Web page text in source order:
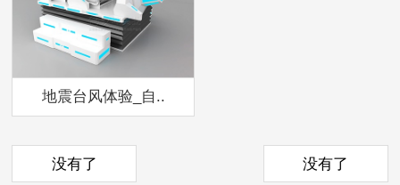
地震台风体验_自..
没有了 没有了